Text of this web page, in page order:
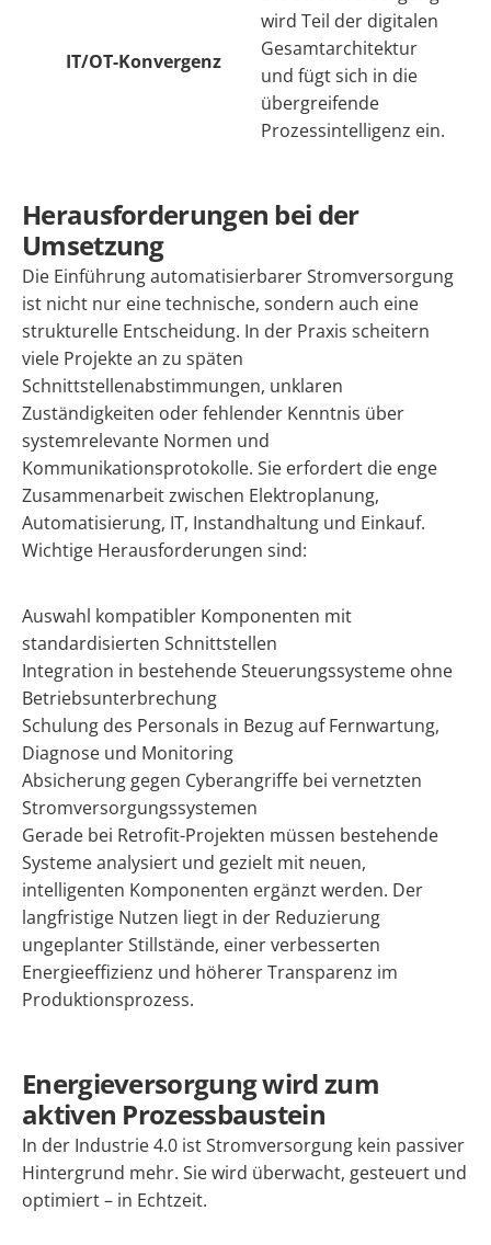
IT/OT-Konvergenz
wird Teil der digitalen
Gesamtarchitektur
und fügt sich in die
übergreifende
Prozessintelligenz ein.
Herausforderungen bei der
Umsetzung
Die Einführung automatisierbarer Stromversorgung
ist nicht nur eine technische, sondern auch eine
strukturelle Entscheidung. In der Praxis scheitern
viele Projekte an zu späten
Schnittstellenabstimmungen, unklaren
Zuständigkeiten oder fehlender Kenntnis über
systemrelevante Normen und
Kommunikationsprotokolle. Sie erfordert die enge
Zusammenarbeit zwischen Elektroplanung,
Automatisierung, IT, Instandhaltung und Einkauf.
Wichtige Herausforderungen sind:
Auswahl kompatibler Komponenten mit
standardisierten Schnittstellen
Integration in bestehende Steuerungssysteme ohne
Betriebsunterbrechung
Schulung des Personals in Bezug auf Fernwartung,
Diagnose und Monitoring
Absicherung gegen Cyberangriffe bei vernetzten
Stromversorgungssystemen
Gerade bei Retrofit-Projekten müssen bestehende
Systeme analysiert und gezielt mit neuen,
intelligenten Komponenten ergänzt werden. Der
langfristige Nutzen liegt in der Reduzierung
ungeplanter Stillstände, einer verbesserten
Energieeffizienz und höherer Transparenz im
Produktionsprozess.
Energieversorgung wird zum
aktiven Prozessbaustein
In der Industrie 4.0 ist Stromversorgung kein passiver
Hintergrund mehr. Sie wird überwacht, gesteuert und
optimiert – in Echtzeit.